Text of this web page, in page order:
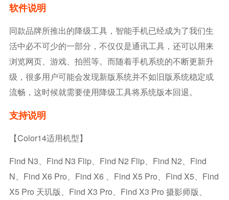
软件说明
同款品牌所推出的降级工具，智能手机已经成为了我们生
活中必不可少的一部分，不仅仅是通讯工具，还可以用来
浏览网页、游戏、拍照等。而随着手机系统的不断更新升
级，很多用户可能会发现新版系统并不如旧版系统稳定或
流畅，这时候就需要使用降级工具将系统版本回退。
支持说明
【Color14适用机型】
Find N3、Find N3 Flip、Find N2 Flip、Find N2、Find
N、Find X6 Pro、Find X6 、Find X5 Pro、Find X5、Find
X5 Pro 天玑版、Find X3 Pro、Find X3 Pro 摄影师版、